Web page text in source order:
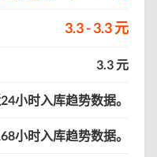
3.3 - 3.3 元
3.3 元
小时入库趋势数据。
小时入库趋势数据。